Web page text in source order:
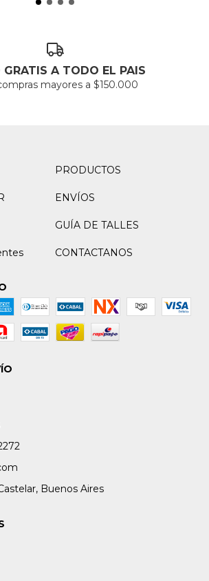
GRATIS A TODO EL PAIS
mayores a $150.000
PRODUCTOS
ENVÍOS
GUÍA DE TALLES
CONTACTANOS
Buenos Aires